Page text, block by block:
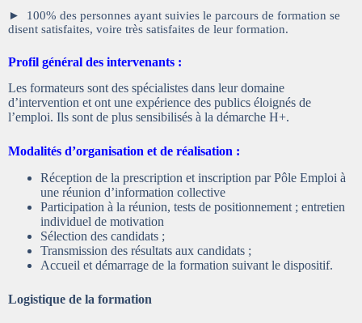
► 100% des personnes ayant suivies le parcours de formation se
disent satisfaites, voire très satisfaites de leur formation.
Profil général des intervenants :
Les formateurs sont des spécialistes dans leur domaine
d’intervention et ont une expérience des publics éloignés de
l’emploi. Ils sont de plus sensibilisés à la démarche H+.
Modalités d’organisation et de réalisation :
Réception de la prescription et inscription par Pôle Emploi à
une réunion d’information collective
Participation à la réunion, tests de positionnement ; entretien
individuel de motivation
Sélection des candidats ;
Transmission des résultats aux candidats ;
Accueil et démarrage de la formation suivant le dispositif.
Logistique de la formation